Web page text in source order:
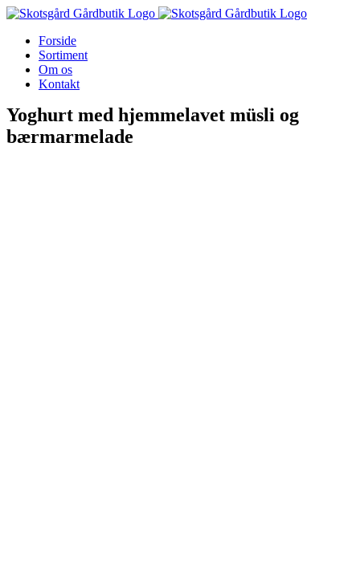
Skip
contentForside
Sortiment
Om os
Kontakt
Yoghurt med hjemmelavet müsli og
bærmarmelade